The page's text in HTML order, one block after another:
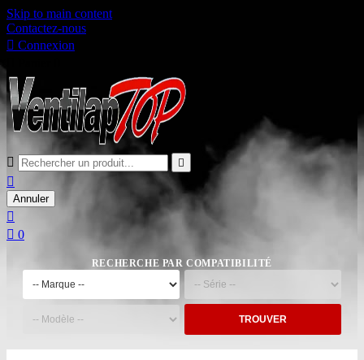
Skip to main content
Contactez-nous
 Connexion
 

Annuler

 0
RECHERCHE PAR COMPATIBILITÉ
TROUVER